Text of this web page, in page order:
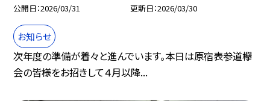
公開日 2026/03/31 更新日 2026/03/30
お知らせ
次年度の準備が着々と進んでいます。本日は原宿表参道欅
会の皆様をお招きして４月以降...